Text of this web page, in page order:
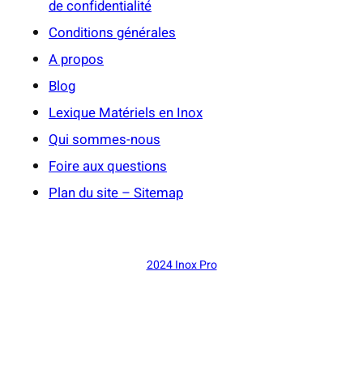
de confidentialité
Conditions générales
A propos
Blog
Lexique Matériels en Inox
Qui sommes-nous
Foire aux questions
Plan du site – Sitemap
2024 Inox Pro